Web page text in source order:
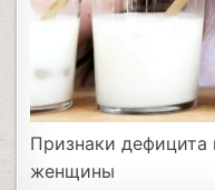
Признаки дефицита
женщины